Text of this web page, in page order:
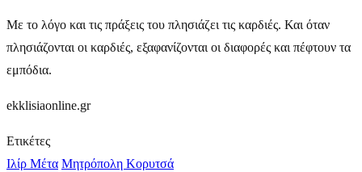
Με το λόγο και τις πράξεις του πλησιάζει τις καρδιές. Και όταν
πλησιάζονται οι καρδιές, εξαφανίζονται οι διαφορές και πέφτουν τα
εμπόδια.
ekklisiaonline.gr
Ετικέτες
Ιλίρ Μέτα Μητρόπολη Κορυτσά